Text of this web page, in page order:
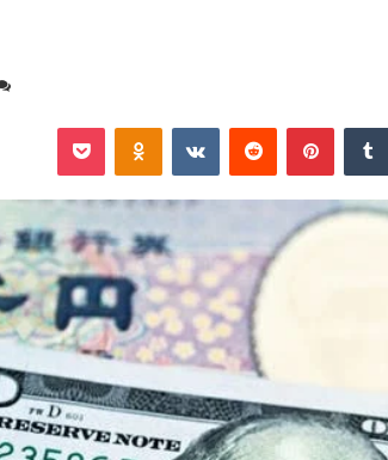
‏Tumblr بينتيريست ‏Reddit
‏VKontakte
Odnoklassniki
‫Pocket